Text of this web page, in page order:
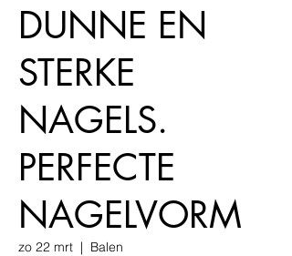
DUNNE EN
STERKE
NAGELS.
PERFECTE
NAGELVORM
zo 22 mrt
  |
Balen